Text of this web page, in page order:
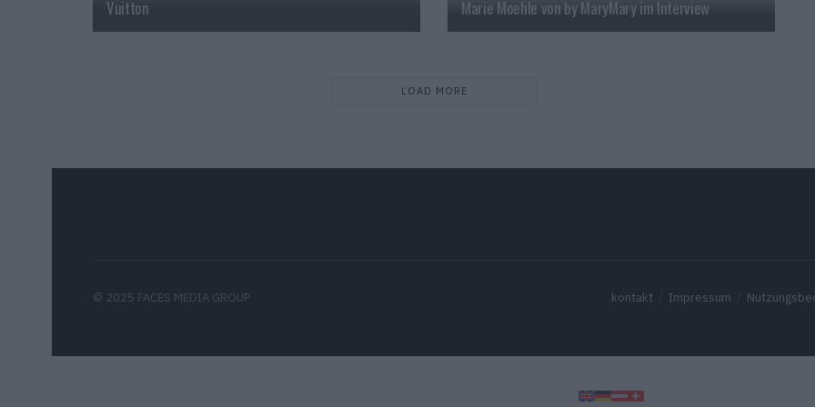
Vuitton
Marie Moehle von by MaryMary im Interview
LOAD MORE
kontakt Impressum
© 2025 FACES MEDIA GROUP